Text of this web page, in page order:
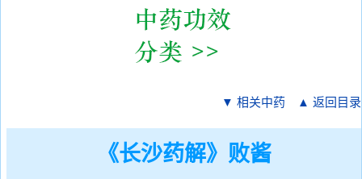
▼ 相关中药 ▲ 返回目录
《长沙药解》败酱